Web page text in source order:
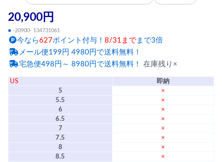
20,900円
● -20900- 134731061
今なら627ポイント付与！ 8/31まで まで3倍
メール便199円 4980円で送料無料！
宅急便498円～ 8980円で送料無料！ 在庫残り×
US
即納
5
×
5.5
×
6
×
6.5
×
7
×
7.5
×
8
×
8.5
×